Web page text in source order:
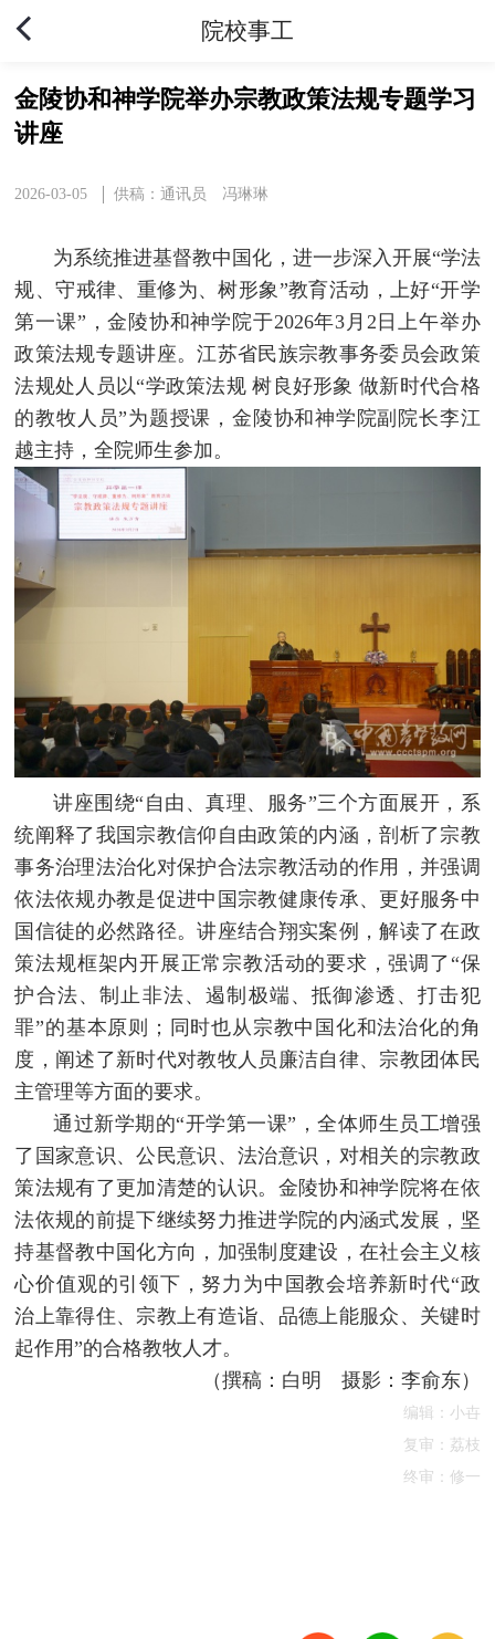
院校事工
金陵协和神学院举办宗教政策法规专题学习
讲座
2026-03-05 供稿：通讯员 冯琳琳
为系统推进基督教中国化，进一步深入开展“学法
规、守戒律、重修为、树形象”教育活动，上好“开学
第一课”，金陵协和神学院于2026年3月2日上午举办
政策法规专题讲座。江苏省民族宗教事务委员会政策
法规处人员以“学政策法规 树良好形象 做新时代合格
的教牧人员”为题授课，金陵协和神学院副院长李江
越主持，全院师生参加。
讲座围绕“自由、真理、服务”三个方面展开，系
统阐释了我国宗教信仰自由政策的内涵，剖析了宗教
事务治理法治化对保护合法宗教活动的作用，并强调
依法依规办教是促进中国宗教健康传承、更好服务中
国信徒的必然路径。讲座结合翔实案例，解读了在政
策法规框架内开展正常宗教活动的要求，强调了“保
护合法、制止非法、遏制极端、抵御渗透、打击犯
罪”的基本原则；同时也从宗教中国化和法治化的角
度，阐述了新时代对教牧人员廉洁自律、宗教团体民
主管理等方面的要求。
通过新学期的“开学第一课”，全体师生员工增强
了国家意识、公民意识、法治意识，对相关的宗教政
策法规有了更加清楚的认识。金陵协和神学院将在依
法依规的前提下继续努力推进学院的内涵式发展，坚
持基督教中国化方向，加强制度建设，在社会主义核
心价值观的引领下，努力为中国教会培养新时代“政
治上靠得住、宗教上有造诣、品德上能服众、关键时
起作用”的合格教牧人才。
（撰稿：白明 摄影：李俞东）
编辑：小卋
复审：荔枝
终审：修一